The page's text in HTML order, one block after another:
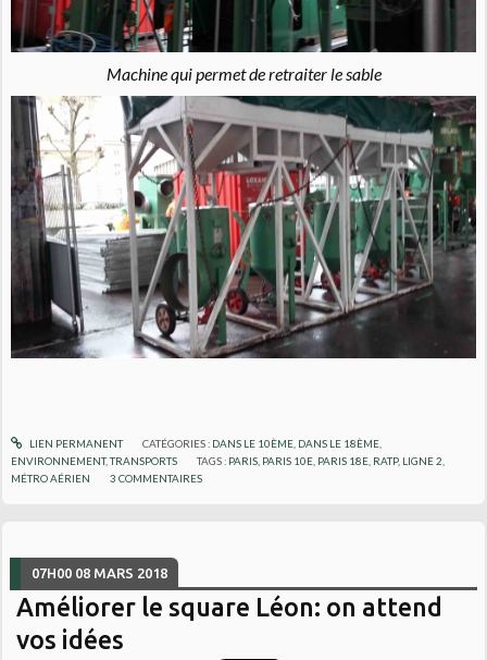
Machine qui permet de retraiter le sable
LIEN PERMANENT CATÉGORIES : DANS LE 10ÈME, DANS LE 18ÈME,
ENVIRONNEMENT,TRANSPORTS TAGS : PARIS PARIS 10E PARIS 18E RATP, LIGNE 2
MÉTRO AÉRIEN
3 COMMENTAIRES
07H00 08 MARS 2018
Améliorer le square Léon: on attend
vos idées